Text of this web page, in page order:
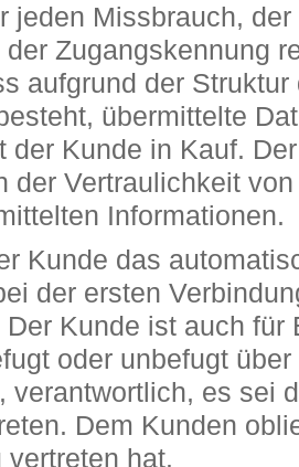
jeden Missbrauch,
der Zugangskennung
aufgrund der
übermittelte
der Kunde in Kauf.
der Vertraulichkeit
Informationen.
Kunde das
der ersten
Kunde ist auch für
oder unbefugt
verantwortlich, es sei
Dem Kunden
hat.